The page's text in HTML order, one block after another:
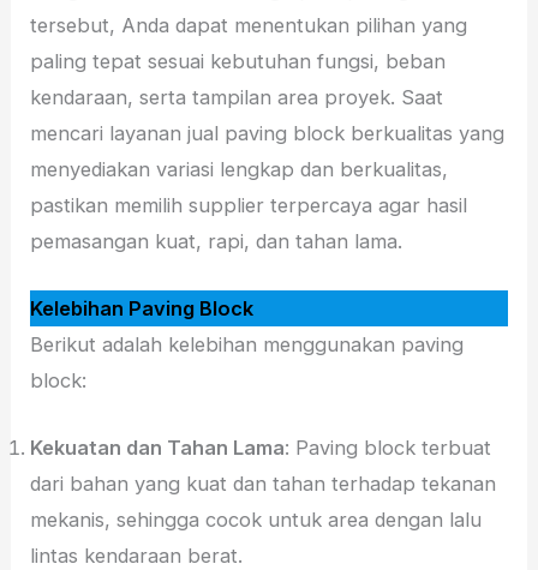
tersebut, Anda dapat menentukan pilihan yang
paling tepat sesuai kebutuhan fungsi, beban
kendaraan, serta tampilan area proyek. Saat
mencari layanan jual paving block berkualitas yang
menyediakan variasi lengkap dan berkualitas,
pastikan memilih supplier terpercaya agar hasil
pemasangan kuat, rapi, dan tahan lama.
Kelebihan Paving Block
Berikut adalah kelebihan menggunakan paving
block:
Kekuatan dan Tahan Lama: Paving block terbuat
dari bahan yang kuat dan tahan terhadap tekanan
mekanis, sehingga cocok untuk area dengan lalu
lintas kendaraan berat.